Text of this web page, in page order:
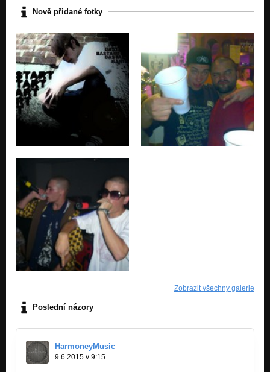
bastART-Chtěl bych feat.Leon&Veronika(produced by Leon)
bastART-Chce to nápad feat.Leon(produced by Leon)
Nezařazeno
bastART-Špatnej syn feat.Leon(produced by Leon)
Nezařazeno
bastART-Pilotní feat.Leon(produced by Leon)
Nezařazeno
Nově přidané fotky
Zobrazit všechny galerie
Poslední názory
HarmoneyMusic
9.6.2015 v 9:15